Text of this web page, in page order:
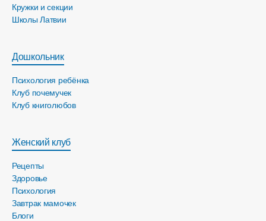
Кружки и секции
Школы Латвии
Дошкольник
Психология ребёнка
Клуб почемучек
Клуб книголюбов
Женский клуб
Рецепты
Здоровье
Психология
Завтрак мамочек
Блоги